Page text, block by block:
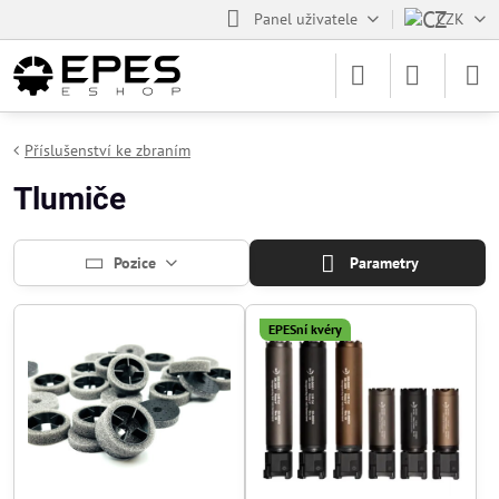
Panel uživatele CZK
Příslušenství ke zbraním
Tlumiče
Pozice Parametry
EPESní kvéry